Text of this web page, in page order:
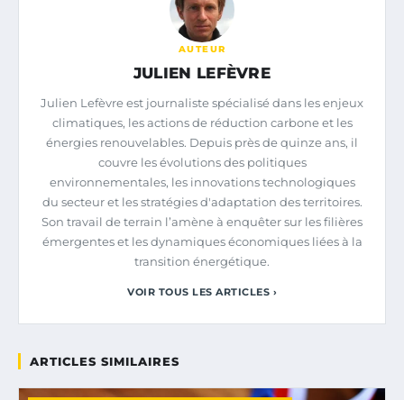
AUTEUR
JULIEN LEFÈVRE
Julien Lefèvre est journaliste spécialisé dans les enjeux
climatiques, les actions de réduction carbone et les
énergies renouvelables. Depuis près de quinze ans, il
couvre les évolutions des politiques
environnementales, les innovations technologiques
du secteur et les stratégies d'adaptation des territoires.
Son travail de terrain l’amène à enquêter sur les filières
émergentes et les dynamiques économiques liées à la
transition énergétique.
VOIR TOUS LES ARTICLES ›
ARTICLES SIMILAIRES